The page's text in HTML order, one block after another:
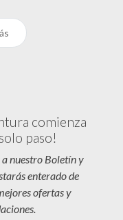
comienza
paso!
nuestro Boletín y
enterado de
ofertas y